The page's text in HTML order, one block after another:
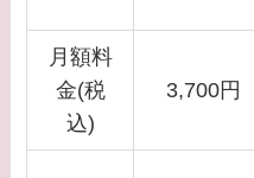
月額料
金(税
込)
3,700円